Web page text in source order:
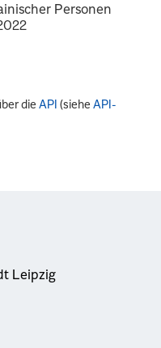
Personen
dieAPI (sieheAPI-
Leipzig